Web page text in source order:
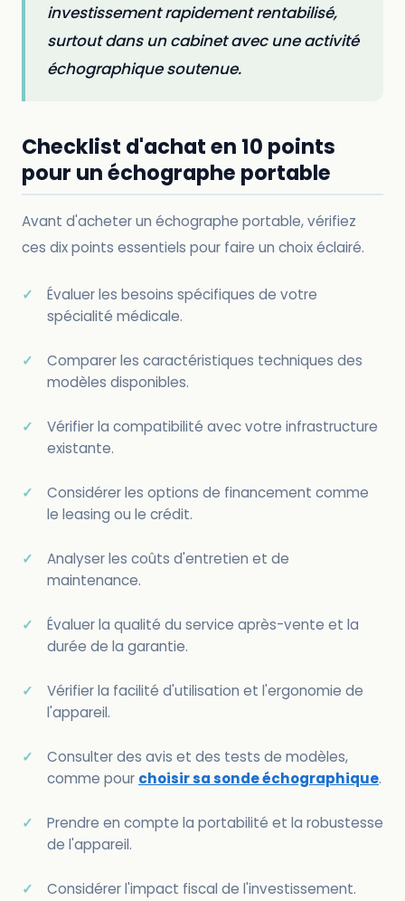
investissement rapidement rentabilisé,
surtout dans un cabinet avec une activité
échographique soutenue.
Checklist d'achat en 10 points
pour un échographe portable
Avant d'acheter un échographe portable, vérifiez
ces dix points essentiels pour faire un choix éclairé.
Évaluer les besoins spécifiques de votre
spécialité médicale.
Comparer les caractéristiques techniques des
modèles disponibles.
Vérifier la compatibilité avec votre infrastructure
existante.
Considérer les options de financement comme
le leasing ou le crédit.
Analyser les coûts d'entretien et de
maintenance.
Évaluer la qualité du service après-vente et la
durée de la garantie.
Vérifier la facilité d'utilisation et l'ergonomie de
l'appareil.
Consulter des avis et des tests de modèles,
comme pour choisir sa sonde échographique.
Prendre en compte la portabilité et la robustesse
de l'appareil.
Considérer l'impact fiscal de l'investissement.